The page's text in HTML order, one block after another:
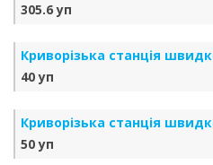
305.6 уп
Криворізька станція
40 уп
Криворізька станція
50 уп